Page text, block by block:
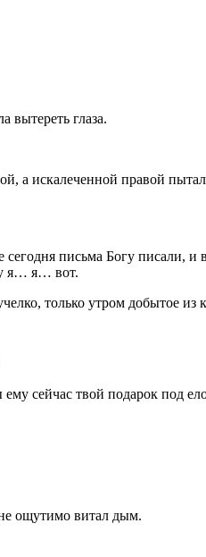
вытереть глаза.
а искалеченной правой
письма Богу писали, и
я… я… вот.
только утром добытое из
сейчас твой подарок под
ощутимо витал дым.